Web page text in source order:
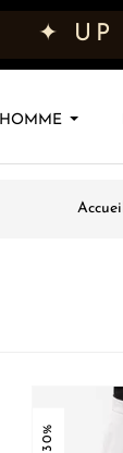
✦ UP
HOMME
Accueil
-30%